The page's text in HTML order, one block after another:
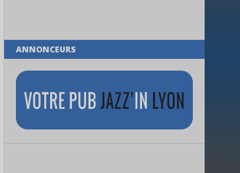
ANNONCEURS